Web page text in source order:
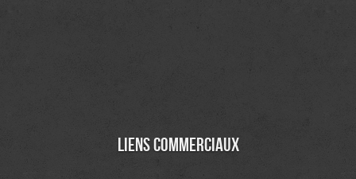
Liens commerciaux